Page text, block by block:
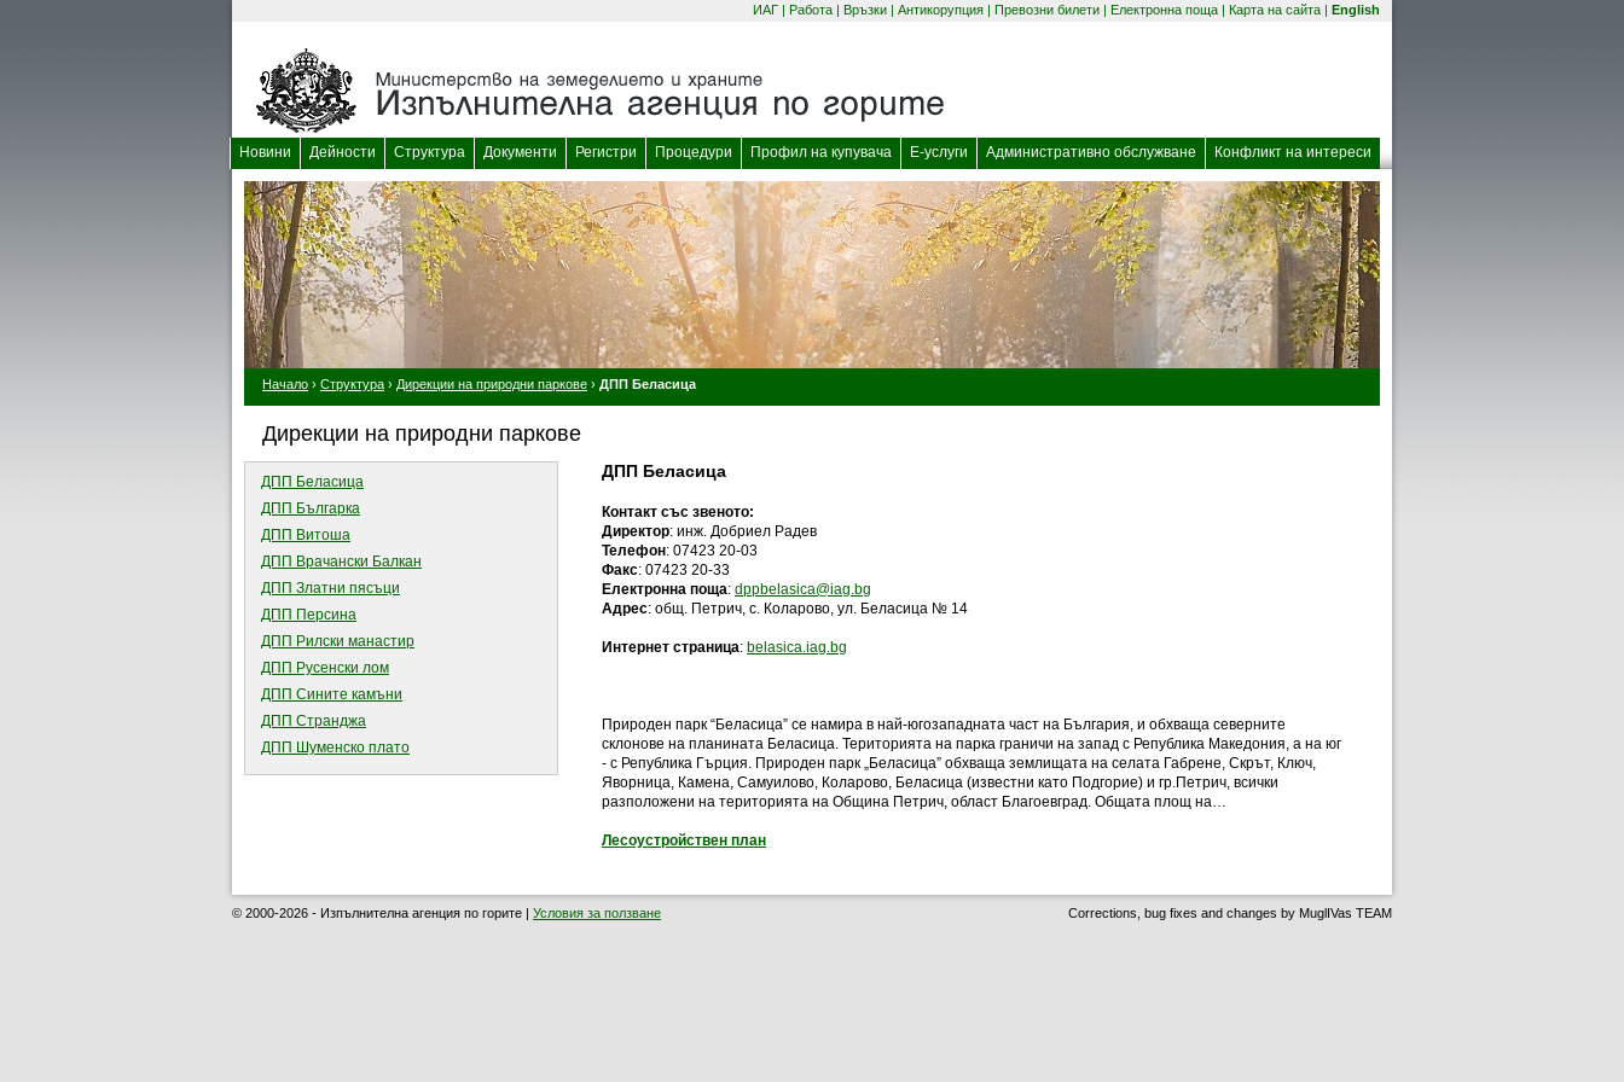
ИАГ | Работа | Връзки | Антикорупция | Превозни билети | Електронна поща (отваря се в нов прозорец)
| Карта на сайта | English
Новини Дейности Структура Документи Регистри Процедури Профил на купувача (отваря се в нов прозорец)
Е-услуги (отваря се в нов прозорец)
Административно обслужване Конфликт на интереси
Начало › Структура › Дирекции на природни паркове › ДПП Беласица
Дирекции на природни паркове
ДПП Беласица
ДПП Българка
ДПП Витоша
ДПП Врачански Балкан
ДПП Златни пясъци
ДПП Персина
ДПП Рилски манастир
ДПП Русенски лом
ДПП Сините камъни
ДПП Странджа
ДПП Шуменско плато
ДПП Беласица
Контакт със звеното:
Директор: инж. Добриел Радев
Телефон: 07423 20-03
Факс: 07423 20-33
Електронна поща: dppbelasica@iag.bg
Адрес: общ. Петрич, с. Коларово, ул. Беласица № 14
Интернет страница: belasica.iag.bg
Природен парк “Беласица” се намира в най-югозападната част на България, и обхваща северните
склонове на планината Беласица. Територията на парка граничи на запад с Република Македония, а на юг
- с Република Гърция. Природен парк „Беласица” обхваща землищата на селата Габрене, Скрът, Ключ,
Яворница, Камена, Самуилово, Коларово, Беласица (известни като Подгорие) и гр.Петрич, всички
разположени на територията на Община Петрич, област Благоевград. Общата площ на…
Лесоустройствен план
© 2000-2026 - Изпълнителна агенция по горите | Условия за ползване Corrections, bug fixes and changes by MuglIVas TEAM